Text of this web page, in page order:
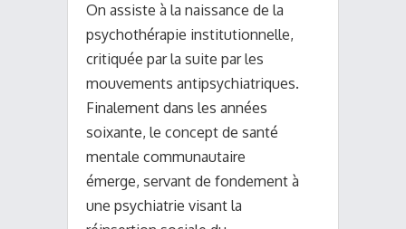
On assiste à la naissance de la
psychothérapie institutionnelle,
critiquée par la suite par les
mouvements antipsychiatriques.
Finalement dans les années
soixante, le concept de santé
mentale communautaire
émerge, servant de fondement à
une psychiatrie visant la